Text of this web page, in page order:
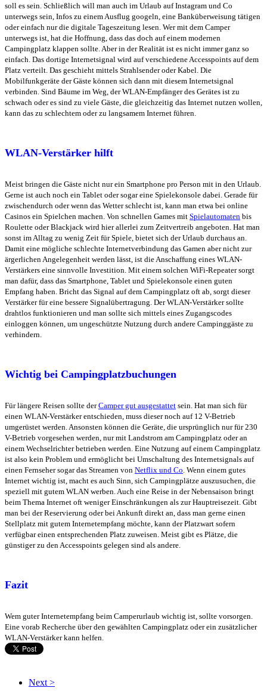
soll es sein. Schließlich will man auch im Urlaub auf Instagram und Co
unterwegs sein, Infos zu einem Ausflug googeln, eine Banküberweisung tätigen
oder einfach nur die digitale Tageszeitung lesen. Wer mit dem Camper
unterwegs ist, hat die Hoffnung, dass das doch auf einem modernen
Campingplatz klappen sollte. Aber in der Realität ist es nicht immer ganz so
einfach. Das dortige Internetsignal wird auf verschiedene Accesspoints auf dem
Platz verteilt. Das geschieht mittels Strahlsender oder Kabel. Die
Mobilfunkgeräte der Gäste können sich dann mit diesem Internetsignal
verbinden. Sind Bäume im Weg, der WLAN-Empfänger des Gerätes ist zu
schwach oder es sind zu viele Gäste, die gleichzeitig das Internet nutzen wollen,
kann das zu schlechtem oder zu langsamem Internet führen.
WLAN-Verstärker hilft
Meist bringen die Gäste nicht nur ein Smartphone pro Person mit in den Urlaub.
Gerne ist auch noch ein Tablet oder sogar eine Spielekonsole dabei. Gerade für
zwischendurch oder wenn das Wetter schlecht ist, kann man etwa bei online
Casinos ein Spielchen machen. Von schnellen Games mit Spielautomaten bis
Roulette oder Blackjack wird hier allerlei zum Zeitvertreib angeboten. Hat man
sonst im Alltag zu wenig Zeit für Spiele, bietet sich der Urlaub durchaus an.
Damit eine mögliche schlechte Internetverbindung das Gamen aber nicht zur
ärgerlichen Angelegenheit werden lässt, ist die Anschaffung eines WLAN-
Verstärkers eine sinnvolle Investition. Mit einem solchen WiFi-Repeater sorgt
man dafür, dass das Smartphone, Tablet und Spielekonsole einen guten
Empfang haben. Bricht das Signal auf dem Campingplatz oft ab, sorgt dieser
Verstärker für eine bessere Signalübertragung. Der WLAN-Verstärker sollte
drahtlos funktionieren und man sollte sich mittels eines Zugangscodes
einloggen können, um ungeschützte Nutzung durch andere Campinggäste zu
verhindern.
Wichtig bei Campingplatzbuchungen
Für längere Reisen sollte derCamper gut ausgestattet sein. Hat man sich für
einen WLAN-Verstärker entschieden, muss dieser noch auf 12 V-Betrieb
umgerüstet werden. Ansonsten können die Geräte, die ursprünglich nur für 230
V-Betrieb vorgesehen werden, nur mit Landstrom am Campingplatz oder an
einem Wechselrichter betrieben werden. Eine Nutzung auf einem Campingplatz
ist also kein Problem und ermöglicht bei Umschaltung des Internetsignals auf
einen Fernseher sogar das Streamen von Netflix und Co. Wenn einem gutes
Internet wichtig ist, macht es auch Sinn, sich Campingplätze auszusuchen, die
speziell mit gutem WLAN werben. Auch eine Reise in der Nebensaison bringt
beim Thema Internet oft weniger Einschränkungen als zur Hauptreisezeit. Gibt
man bei der Reservierung oder bei Ankunft direkt an, dass man gerne einen
Stellplatz mit gutem Internetempfang möchte, kann der Platzwart sofern
verfügbar einen entsprechenden Platz zuweisen. Meist gibt es Plätze, die
günstiger zu den Accesspoints gelegen sind als andere.
Fazit
Wem guter Internetempfang beim Camperurlaub wichtig ist, sollte vorsorgen.
Eine vorab Recherche über den gewählten Campingplatz oder ein zusätzlicher
WLAN-Verstärker kann helfen.
Next >